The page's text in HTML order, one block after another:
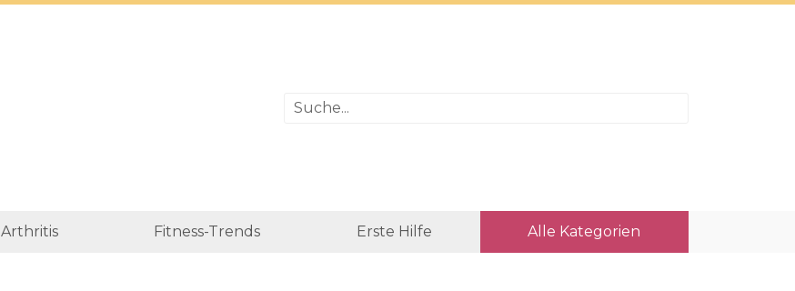
Arthritis Fitness-Trends Erste Hilfe Alle Kategorien